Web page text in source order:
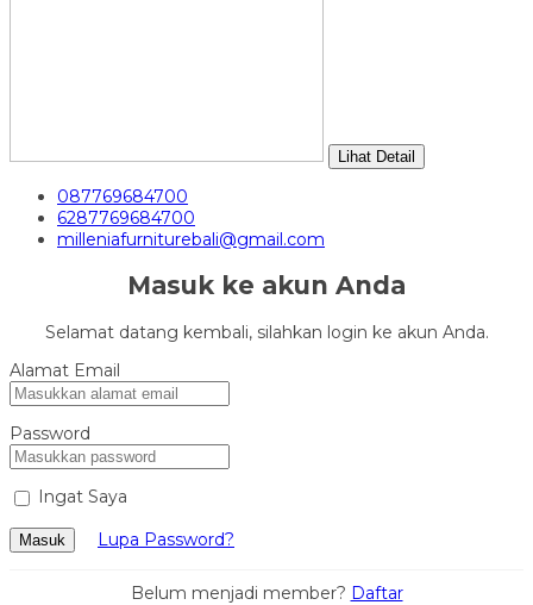
Lihat Detail
087769684700
6287769684700
milleniafurniturebali@gmail.com
Masuk ke akun Anda
Selamat datang kembali, silahkan login ke akun Anda.
Alamat Email
Password
Ingat Saya
Masuk Lupa Password?
Belum menjadi member? Daftar